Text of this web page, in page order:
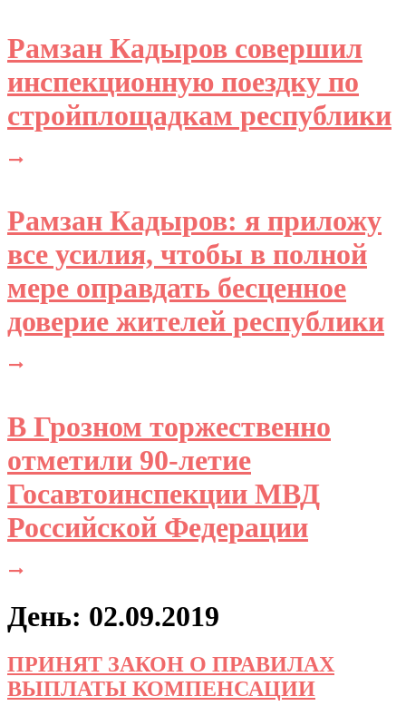
Рамзан Кадыров совершил
инспекционную поездку по
стройплощадкам республики
Рамзан Кадыров: я приложу
все усилия, чтобы в полной
мере оправдать бесценное
доверие жителей республики
В Грозном торжественно
отметили 90-летие
Госавтоинспекции МВД
Российской Федерации
День: 02.09.2019
ПРИНЯТ ЗАКОН О ПРАВИЛАХ
ВЫПЛАТЫ КОМПЕНСАЦИИ